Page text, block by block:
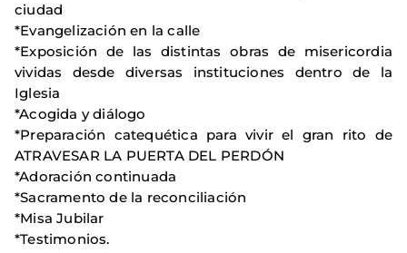
ciudad
*Evangelización en la calle
*Exposición de las distintas obras de misericordia
vividas desde diversas instituciones dentro de la
Iglesia
*Acogida y diálogo
*Preparación catequética para vivir el gran rito de
ATRAVESAR LA PUERTA DEL PERDÓN
*Adoración continuada
*Sacramento de la reconciliación
*Misa Jubilar
*Testimonios.